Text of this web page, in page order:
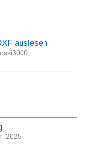
auslesen